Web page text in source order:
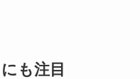
も注目